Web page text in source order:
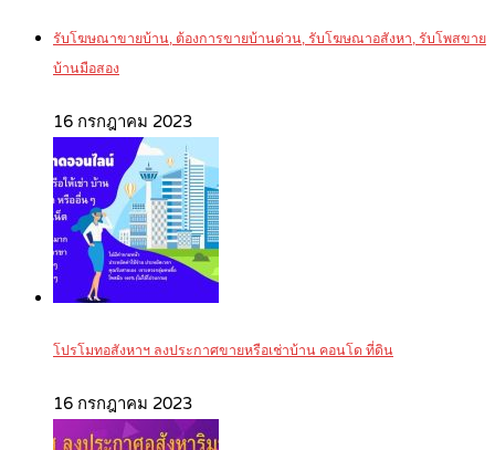
รับโฆษณาขายบ้าน, ต้องการขายบ้านด่วน, รับโฆษณาอสังหา, รับโพสขาย
บ้านมือสอง
16 กรกฎาคม 2023
โปรโมทอสังหาฯ ลงประกาศขายหรือเช่าบ้าน คอนโด ที่ดิน
16 กรกฎาคม 2023